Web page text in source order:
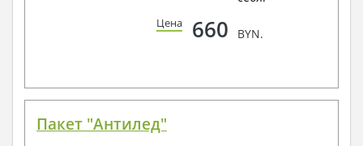
Цена 660 BYN.
Пакет "Антилед"